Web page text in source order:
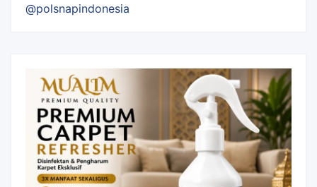
@polsnapindonesia